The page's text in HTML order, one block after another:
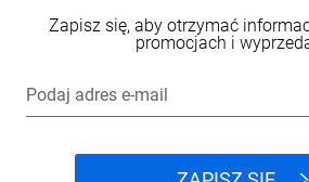
Zapisz się, aby otrzymać
promocjach i
Podaj adres e-mail